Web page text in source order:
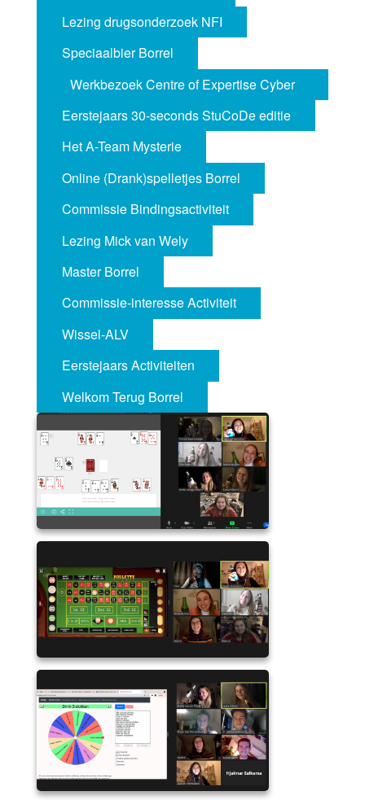
Lezing drugsonderzoek NFI
Speciaalbier Borrel
Werkbezoek Centre of Expertise Cyber
Security
Eerstejaars 30-seconds StuCoDe editie
Het A-Team Mysterie
Online (Drank)spelletjes Borrel
Commissie Bindingsactiviteit
Lezing Mick van Wely
Master Borrel
Commissie-interesse Activiteit
Wissel-ALV
Eerstejaars Activiteiten
Welkom Terug Borrel